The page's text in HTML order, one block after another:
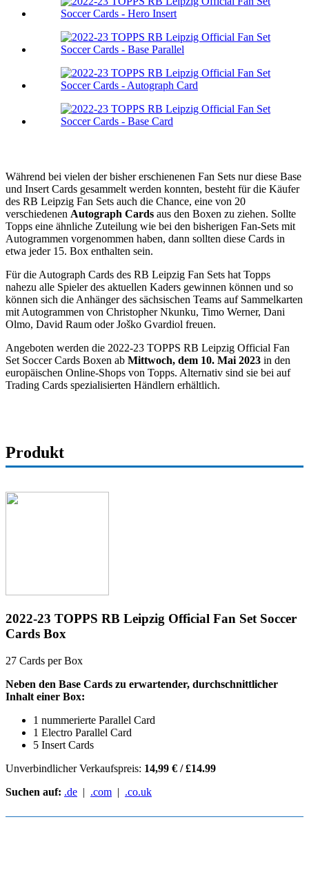
Während bei vielen der bisher erschienenen Fan Sets nur diese Base
und Insert Cards gesammelt werden konnten, besteht für die Käufer
des RB Leipzig Fan Sets auch die Chance, eine von 20
verschiedenen Autograph Cards aus den Boxen zu ziehen. Sollte
Topps eine ähnliche Zuteilung wie bei den bisherigen Fan-Sets mit
Autogrammen vorgenommen haben, dann sollten diese Cards in
etwa jeder 15. Box enthalten sein.
Für die Autograph Cards des RB Leipzig Fan Sets hat Topps
nahezu alle Spieler des aktuellen Kaders gewinnen können und so
können sich die Anhänger des sächsischen Teams auf Sammelkarten
mit Autogrammen von Christopher Nkunku, Timo Werner, Dani
Olmo, David Raum oder Joško Gvardiol freuen.
Angeboten werden die 2022-23 TOPPS RB Leipzig Official Fan
Set Soccer Cards Boxen ab Mittwoch, dem 10. Mai 2023 in den
europäischen Online-Shops von Topps. Alternativ sind sie bei auf
Trading Cards spezialisierten Händlern erhältlich.
Produkt
2022-23 TOPPS RB Leipzig Official Fan Set Soccer
Cards Box
27 Cards per Box
Neben den Base Cards zu erwartender, durchschnittlicher
Inhalt einer Box:
1 nummerierte Parallel Card
1 Electro Parallel Card
5 Insert Cards
Unverbindlicher Verkaufspreis: 14,99 € / £14.99
Suchen auf: .de | .com | .co.uk